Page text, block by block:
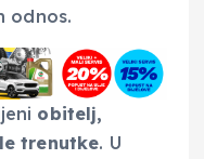
odnos.
obitelj,
trenutke. U